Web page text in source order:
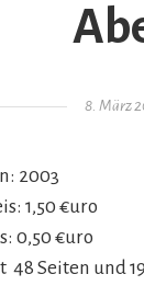
Gepostet
8. März
2003
1,50 €uro
0,50 €uro
48 Seiten und